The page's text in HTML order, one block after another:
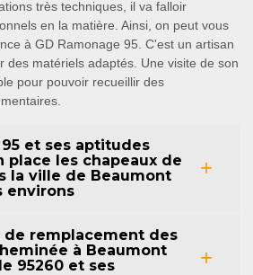
très techniques, il va falloir
en la matière. Ainsi, on peut vous
à GD Ramonage 95. C'est un artisan
des matériels adaptés. Une visite de son
pour pouvoir recueillir des
95 et ses aptitudes
place les chapeaux de
la ville de Beaumont
environs
de remplacement des
à Beaumont
95260 et ses